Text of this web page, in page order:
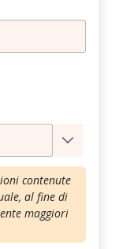
contenute
al fine di
maggiori